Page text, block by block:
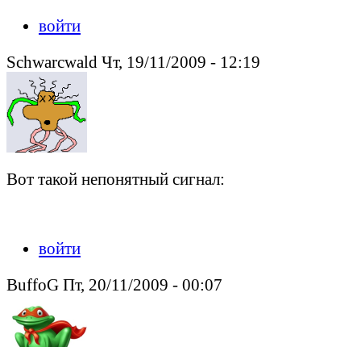
войти
Schwarcwald Чт, 19/11/2009 - 12:19
Вот такой непонятный сигнал:
войти
BuffoG Пт, 20/11/2009 - 00:07